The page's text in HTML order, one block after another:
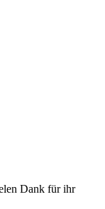
Dank für ihr